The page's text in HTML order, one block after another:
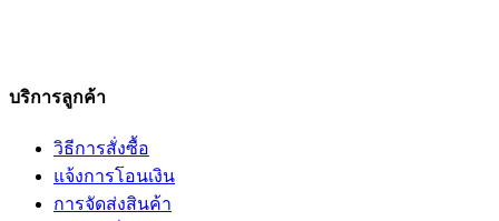
บริการลูกค้า
วิธีการสั่งซื้อ
แจ้งการโอนเงิน
การจัดส่งสินค้า